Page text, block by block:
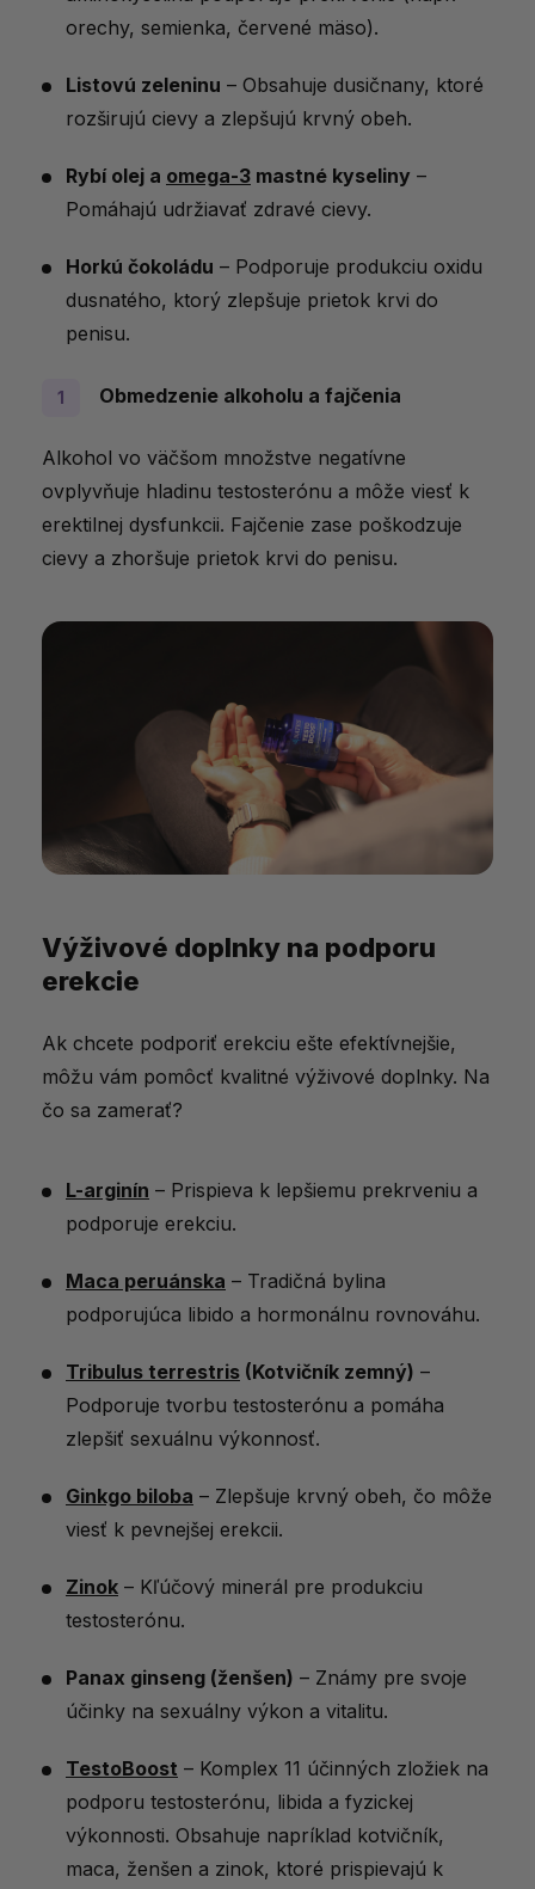
orechy, semienka, červené mäso).
Listovú zeleninu – Obsahuje dusičnany, ktoré
rozširujú cievy a zlepšujú krvný obeh.
Rybí olej a omega-3 mastné kyseliny –
Pomáhajú udržiavať zdravé cievy.
Horkú čokoládu – Podporuje produkciu oxidu
dusnatého, ktorý zlepšuje prietok krvi do
penisu.
Obmedzenie alkoholu a fajčenia
Alkohol vo väčšom množstve negatívne
ovplyvňuje hladinu testosterónu a môže viesť k
erektilnej dysfunkcii. Fajčenie zase poškodzuje
cievy a zhoršuje prietok krvi do penisu.
Výživové doplnky na podporu
erekcie
Ak chcete podporiť erekciu ešte efektívnejšie,
môžu vám pomôcť kvalitné výživové doplnky. Na
čo sa zamerať?
L-arginín – Prispieva k lepšiemu prekrveniu a
podporuje erekciu.
Maca peruánska – Tradičná bylina
podporujúca libido a hormonálnu rovnováhu.
Tribulus terrestris (Kotvičník zemný) –
Podporuje tvorbu testosterónu a pomáha
zlepšiť sexuálnu výkonnosť.
Ginkgo biloba – Zlepšuje krvný obeh, čo môže
viesť k pevnejšej erekcii.
Zinok – Kľúčový minerál pre produkciu
testosterónu.
Panax ginseng (ženšen) – Známy pre svoje
účinky na sexuálny výkon a vitalitu.
TestoBoost – Komplex 11 účinných zložiek na
podporu testosterónu, libida a fyzickej
výkonnosti. Obsahuje napríklad kotvičník,
maca, ženšen a zinok, ktoré prispievajú k